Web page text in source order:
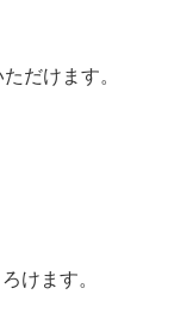
だけます。
けます。